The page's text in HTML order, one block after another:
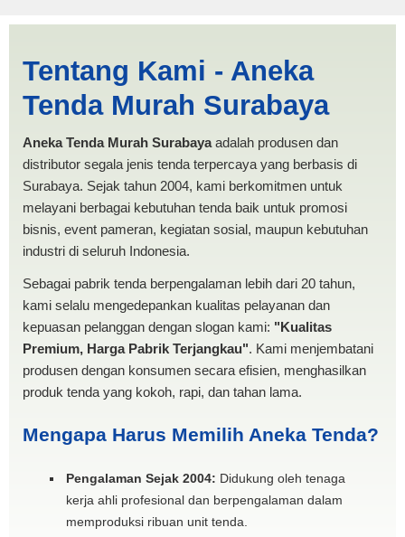
Blitar | PRODUKSI ANEKA
TENDA MURAH
Tentang Kami - Aneka
Tenda Murah Surabaya
Aneka Tenda Murah Surabayaadalah produsen dan
distributor segala jenis tenda terpercaya yang berbasis di
Surabaya. Sejak tahun 2004, kami berkomitmen untuk
melayani berbagai kebutuhan tenda baik untuk promosi
bisnis, event pameran, kegiatan sosial, maupun kebutuhan
industri di seluruh Indonesia.
Sebagai pabrik tenda berpengalaman lebih dari 20 tahun,
kami selalu mengedepankan kualitas pelayanan dan
kepuasan pelanggan dengan slogan kami: "Kualitas
Premium, Harga Pabrik Terjangkau". Kami menjembatani
produsen dengan konsumen secara efisien, menghasilkan
produk tenda yang kokoh, rapi, dan tahan lama.
Mengapa Harus Memilih Aneka Tenda?
Pengalaman Sejak 2004: Didukung oleh tenaga
kerja ahli profesional dan berpengalaman dalam
memproduksi ribuan unit tenda.